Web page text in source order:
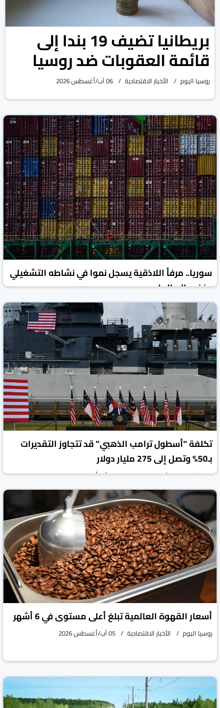
بريطانيا تضيف 19 بندا إلى
قائمة العقوبات ضد روسيا
روسيا اليوم الأخبار الاقتصادية 06 آب/أغسطس 2026
سوريا.. مرفأ اللاذقية يسجل نموا في نشاطه التشغيلي
منذ مطلع العام
روسيا اليوم الأخبار الاقتصادية 06 آب/أغسطس 2026
تكلفة "أسطول ترامب الذهبي" قد تتجاوز التقديرات
بـ50% وتصل إلى 275 مليار دولار
روسيا اليوم الأخبار الاقتصادية 06 آب/أغسطس 2026
أسعار القهوة العالمية تبلغ أعلى مستوى في 6 أشهر
روسيا اليوم الأخبار الاقتصادية 05 آب/أغسطس 2026